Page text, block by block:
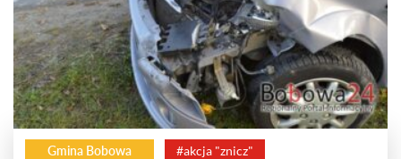
Gmina Bobowa #akcja "znicz"